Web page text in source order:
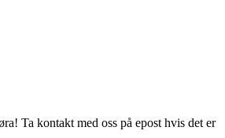
Ta kontakt med oss på epost hvis det er